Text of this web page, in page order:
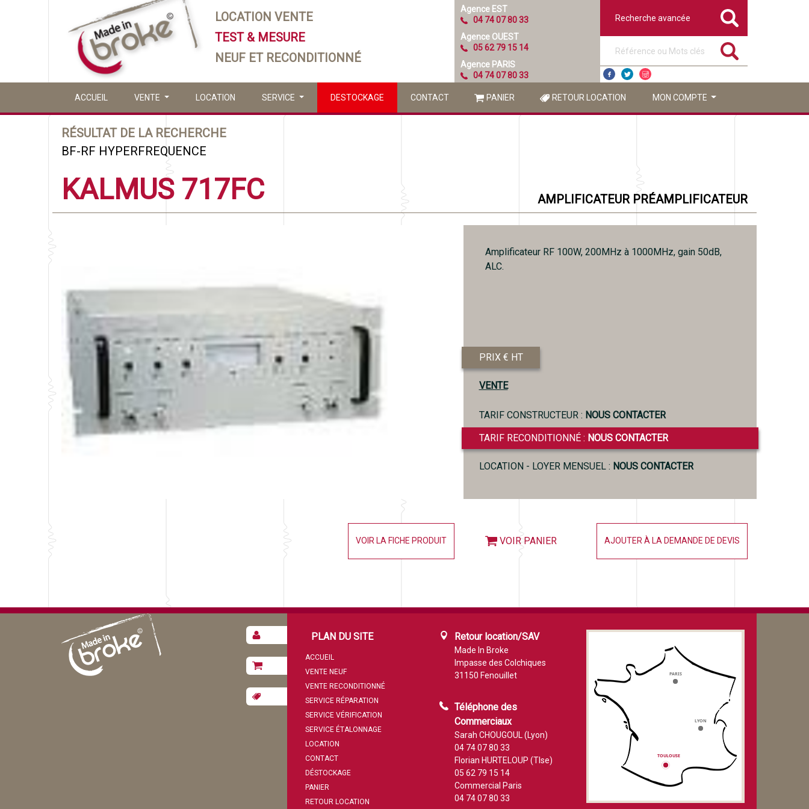
LOCATION VENTE
TEST & MESURE
NEUF ET RECONDITIONNÉ
Agence EST
04 74 07 80 33
Agence OUEST
05 62 79 15 14
Agence PARIS
04 74 07 80 33
Recherche avancée
ACCUEIL VENTE LOCATION SERVICE DESTOCKAGE CONTACT PANIER RETOUR LOCATION MON COMPTE
RÉSULTAT DE LA RECHERCHE
BF-RF HYPERFREQUENCE
KALMUS 717FC AMPLIFICATEUR PRÉAMPLIFICATEUR
Amplificateur RF 100W, 200MHz à 1000MHz, gain 50dB,
ALC.
PRIX € HT
VENTE
TARIF CONSTRUCTEUR : NOUS CONTACTER
TARIF RECONDITIONNÉ : NOUS CONTACTER
LOCATION - LOYER MENSUEL : NOUS CONTACTER
VOIR LA FICHE PRODUIT VOIR PANIER AJOUTER À LA DEMANDE DE DEVIS
PLAN DU SITE
ACCUEIL
VENTE NEUF
VENTE RECONDITIONNÉ
SERVICE RÉPARATION
SERVICE VÉRIFICATION
SERVICE ÉTALONNAGE
LOCATION
CONTACT
DÉSTOCKAGE
PANIER
RETOUR LOCATION
Retour location/SAV
Made In Broke
Impasse des Colchiques
31150 Fenouillet
Téléphone des
Commerciaux
Sarah CHOUGOUL (Lyon)
04 74 07 80 33
Florian HURTELOUP (Tlse)
05 62 79 15 14
Commercial Paris
04 74 07 80 33